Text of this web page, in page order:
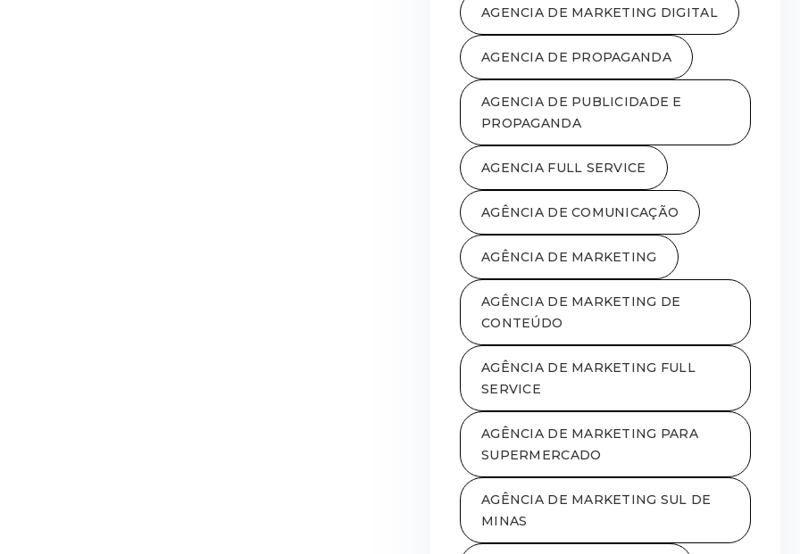
AGENCIA DE MARKETING DIGITAL
AGENCIA DE PROPAGANDA
AGENCIA DE PUBLICIDADE E
PROPAGANDA
AGENCIA FULL SERVICE
AGÊNCIA DE COMUNICAÇÃO
AGÊNCIA DE MARKETING
AGÊNCIA DE MARKETING DE
CONTEÚDO
AGÊNCIA DE MARKETING FULL
SERVICE
AGÊNCIA DE MARKETING PARA
SUPERMERCADO
AGÊNCIA DE MARKETING SUL DE
MINAS